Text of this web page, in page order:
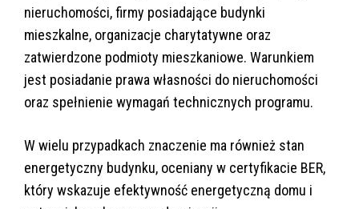
nieruchomości, firmy posiadające budynki
mieszkalne, organizacje charytatywne oraz
zatwierdzone podmioty mieszkaniowe. Warunkiem
jest posiadanie prawa własności do nieruchomości
oraz spełnienie wymagań technicznych programu.
W wielu przypadkach znaczenie ma również stan
energetyczny budynku, oceniany w certyfikacie BER,
który wskazuje efektywność energetyczną domu i